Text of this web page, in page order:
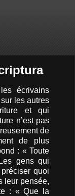
écrivains
les autres
et qui
n’est pas
de
de plus
: « Toute
gens qui
quoi
leur pensée,
: « Que la